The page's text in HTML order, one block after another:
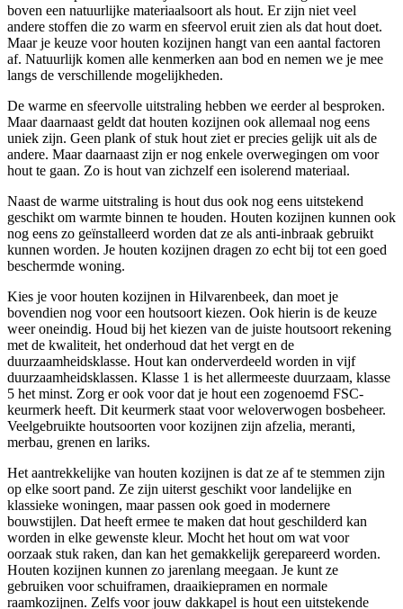
boven een natuurlijke materiaalsoort als hout. Er zijn niet veel
andere stoffen die zo warm en sfeervol eruit zien als dat hout doet.
Maar je keuze voor houten kozijnen hangt van een aantal factoren
af. Natuurlijk komen alle kenmerken aan bod en nemen we je mee
langs de verschillende mogelijkheden.
De warme en sfeervolle uitstraling hebben we eerder al besproken.
Maar daarnaast geldt dat houten kozijnen ook allemaal nog eens
uniek zijn. Geen plank of stuk hout ziet er precies gelijk uit als de
andere. Maar daarnaast zijn er nog enkele overwegingen om voor
hout te gaan. Zo is hout van zichzelf een isolerend materiaal.
Naast de warme uitstraling is hout dus ook nog eens uitstekend
geschikt om warmte binnen te houden. Houten kozijnen kunnen ook
nog eens zo geïnstalleerd worden dat ze als anti-inbraak gebruikt
kunnen worden. Je houten kozijnen dragen zo echt bij tot een goed
beschermde woning.
Kies je voor houten kozijnen in Hilvarenbeek, dan moet je
bovendien nog voor een houtsoort kiezen. Ook hierin is de keuze
weer oneindig. Houd bij het kiezen van de juiste houtsoort rekening
met de kwaliteit, het onderhoud dat het vergt en de
duurzaamheidsklasse. Hout kan onderverdeeld worden in vijf
duurzaamheidsklassen. Klasse 1 is het allermeeste duurzaam, klasse
5 het minst. Zorg er ook voor dat je hout een zogenoemd FSC-
keurmerk heeft. Dit keurmerk staat voor weloverwogen bosbeheer.
Veelgebruikte houtsoorten voor kozijnen zijn afzelia, meranti,
merbau, grenen en lariks.
Het aantrekkelijke van houten kozijnen is dat ze af te stemmen zijn
op elke soort pand. Ze zijn uiterst geschikt voor landelijke en
klassieke woningen, maar passen ook goed in modernere
bouwstijlen. Dat heeft ermee te maken dat hout geschilderd kan
worden in elke gewenste kleur. Mocht het hout om wat voor
oorzaak stuk raken, dan kan het gemakkelijk gerepareerd worden.
Houten kozijnen kunnen zo jarenlang meegaan. Je kunt ze
gebruiken voor schuiframen, draaikiepramen en normale
raamkozijnen. Zelfs voor jouw dakkapel is hout een uitstekende